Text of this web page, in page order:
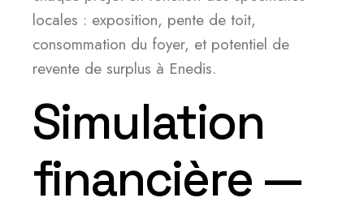
locales : exposition, pente de toit,
consommation du foyer, et potentiel de
revente de surplus à Enedis.
Simulation
financière —